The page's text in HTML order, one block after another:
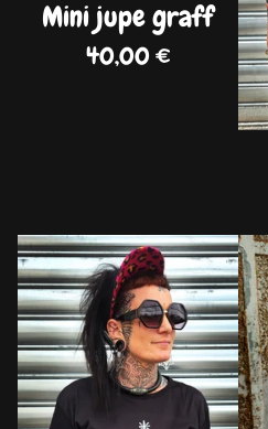
Mini jupe graff
40,00€
DISPO